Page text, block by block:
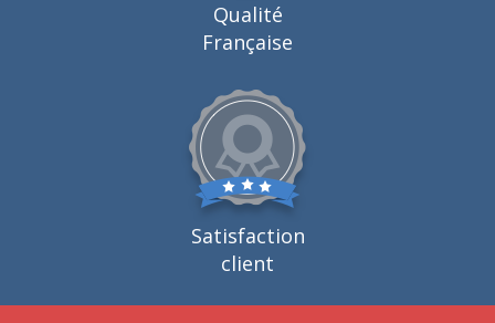
Qualité
Française
Satisfaction
client